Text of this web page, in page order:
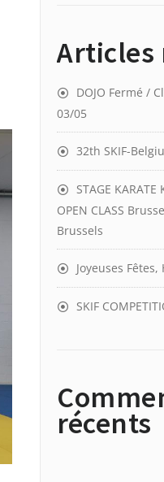
Articles
DOJO Fermé /
03/05
32th SKIF-
STAGE
OPEN CLASS
Brussels
Joyeuses
SKIF
récents